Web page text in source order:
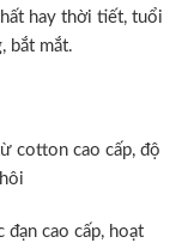
hay thời tiết, tuổi
bắt mắt.
cotton cao cấp, độ
đạn cao cấp, hoạt